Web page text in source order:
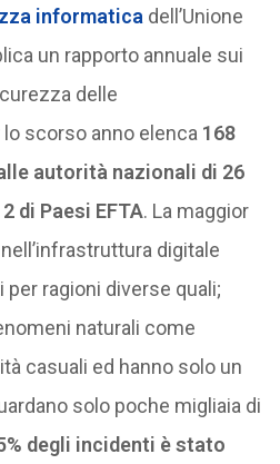
informatica dell’Unione
un rapporto annuale sui
delle
scorso anno elenca 168
autorità nazionali di 26
di Paesi EFTA. La maggior
digitale
ragioni diverse quali;
naturali come
casuali ed hanno solo un
solo poche migliaia di
degli incidenti è stato